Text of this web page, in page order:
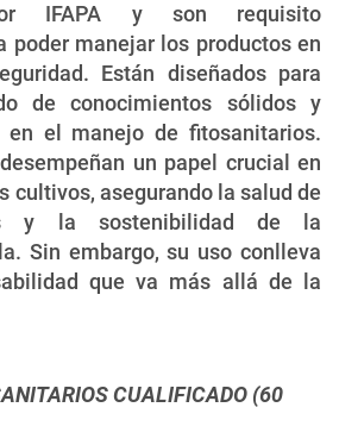
IFAPA y son requisito
poder manejar los productos en
Están diseñados para
de conocimientos sólidos y
en el manejo de fitosanitarios.
un papel crucial en
cultivos, asegurando la salud de
y la sostenibilidad de la
Sin embargo, su uso conlleva
que va más allá de la
CUALIFICADO (60